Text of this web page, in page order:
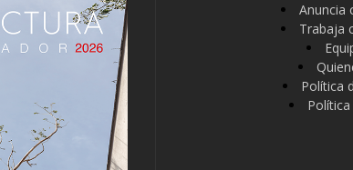
Anuncia
Trabaja
Política